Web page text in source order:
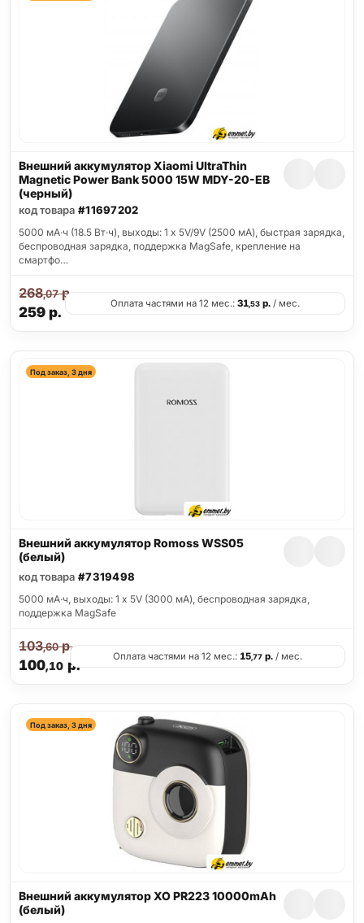
Внешний аккумулятор Xiaomi UltraThin
Magnetic Power Bank 5000 15W MDY-20-EB
(черный)
код товара #11697202
5000 мА·ч (18.5 Вт·ч), выходы: 1 x 5V/9V (2500 мА), быстрая зарядка,
беспроводная зарядка, поддержка MagSafe, крепление на
смартфо…
259р.
268,07р.
Оплата частями на 12 мес.: 31,53р./ мес.
Под заказ, 3 дня
Внешний аккумулятор Romoss WSS05
(белый)
код товара #7319498
5000 мА·ч, выходы: 1 x 5V (3000 мА), беспроводная зарядка,
поддержка MagSafe
100,10р.
103,60р.
Оплата частями на 12 мес.: 15,77 р. / мес.
Под заказ, 3 дня
Внешний аккумулятор XO PR223 10000mAh
(белый)